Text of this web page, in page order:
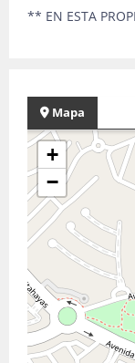
** EN ESTA
Mapa
+
−